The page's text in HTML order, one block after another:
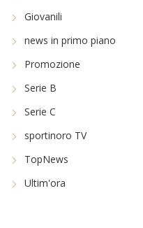
Giovanili
news in primo piano
Promozione
Serie B
Serie C
sportinoro TV
TopNews
Ultim'ora